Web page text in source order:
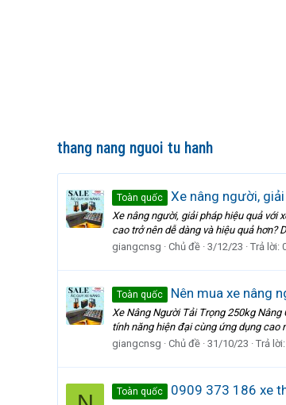
thang nang nguoi tu hanh
Toàn quốc Xe nâng người,
Xe nâng người, giải pháp hiệu quả với
cao trở nên dễ dàng và hiệu quả hơn?
giangcnsg
Chủ đề 3/12/23 Trả lời:
Toàn quốc Nên mua xe nâng
Xe Nâng Người Tải Trọng 250kg
tính năng hiện đại cùng ứng dụng cao
giangcnsg
Chủ đề 31/10/23 Trả
Toàn quốc 0909 373 186 xe